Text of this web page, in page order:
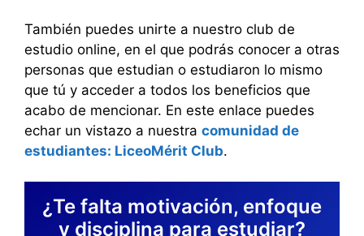
También puedes unirte a nuestro club de
estudio online, en el que podrás conocer a otras
personas que estudian o estudiaron lo mismo
que tú y acceder a todos los beneficios que
acabo de mencionar. En este enlace puedes
echar un vistazo a nuestra comunidad de
estudiantes: LiceoMérit Club.
¿Te falta motivación, enfoque
y disciplina para estudiar?